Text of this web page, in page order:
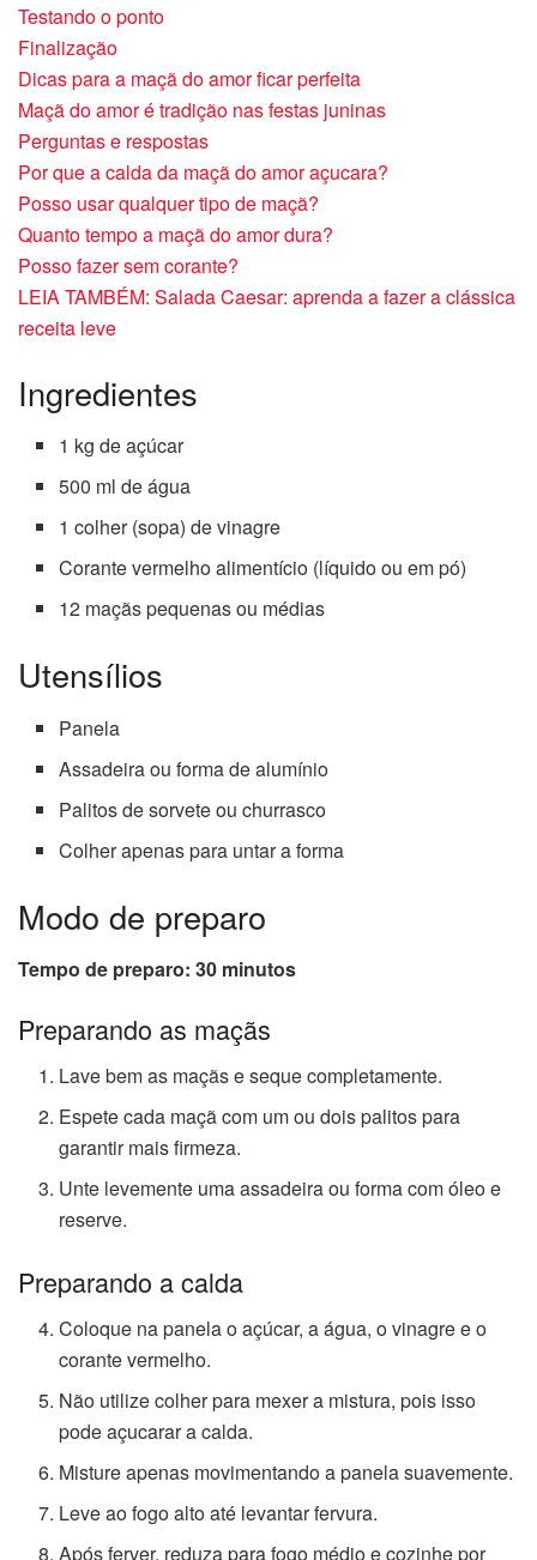
Testando o ponto
Finalização
Dicas para a maçã do amor ficar perfeita
Maçã do amor é tradição nas festas juninas
Perguntas e respostas
Por que a calda da maçã do amor açucara?
Posso usar qualquer tipo de maçã?
Quanto tempo a maçã do amor dura?
Posso fazer sem corante?
LEIA TAMBÉM: Salada Caesar: aprenda a fazer a clássica
receita leve
Ingredientes
1 kg de açúcar
500 ml de água
1 colher (sopa) de vinagre
Corante vermelho alimentício (líquido ou em pó)
12 maçãs pequenas ou médias
Utensílios
Panela
Assadeira ou forma de alumínio
Palitos de sorvete ou churrasco
Colher apenas para untar a forma
Modo de preparo
Tempo de preparo: 30 minutos
Preparando as maçãs
Lave bem as maçãs e seque completamente.
Espete cada maçã com um ou dois palitos para
garantir mais firmeza.
Unte levemente uma assadeira ou forma com óleo e
reserve.
Preparando a calda
Coloque na panela o açúcar, a água, o vinagre e o
corante vermelho.
Não utilize colher para mexer a mistura, pois isso
pode açucarar a calda.
Misture apenas movimentando a panela suavemente.
Leve ao fogo alto até levantar fervura.
Após ferver, reduza para fogo médio e cozinhe por